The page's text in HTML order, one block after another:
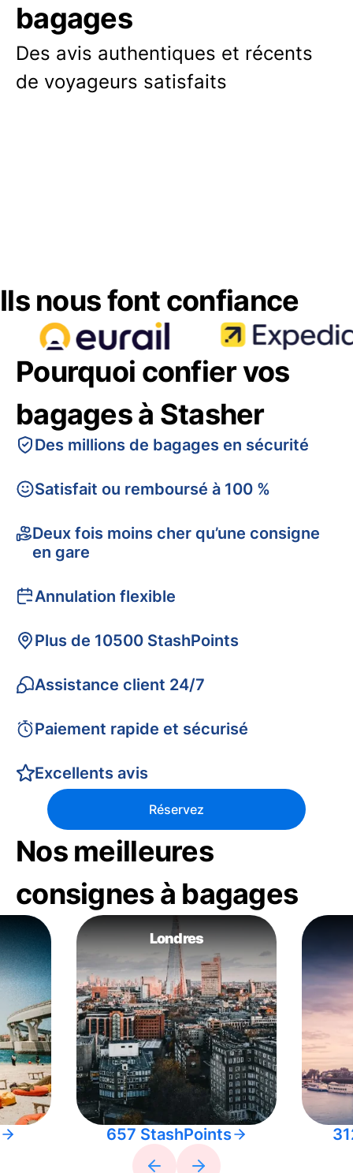
bagages
Des avis authentiques et récents
de voyageurs satisfaits
Ils nous font confiance
Pourquoi confier vos
bagages à Stasher
Des millions de bagages en sécurité
Satisfait ou remboursé à 100 %
Deux fois moins cher qu’une consigne
en gare
Annulation flexible
Plus de 10500 StashPoints
Assistance client 24/7
Paiement rapide et sécurisé
Excellents avis
Réservez
Nos meilleures
consignes à bagages
Londres
657 StashPoints